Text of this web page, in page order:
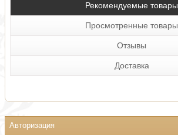
Рекомендуемые товары
Просмотренные товары
Отзывы
Доставка